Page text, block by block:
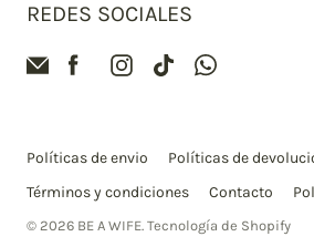
REDES SOCIALES
Políticas de envio
Políticas de
Términos y condiciones
Contacto
© 2026 BE A WIFE. Tecnología de Shopify